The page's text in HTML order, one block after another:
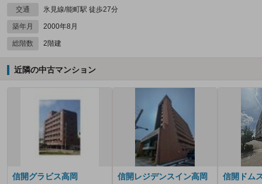
交通 氷見線/能町駅 徒歩27分
築年月 2000年8月
総階数 2階建
近隣の中古マンション
信開グラビス高岡
信開レジデンスイン高岡
信開ドム